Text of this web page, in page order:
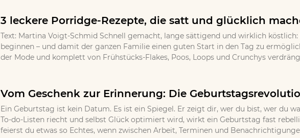
3 leckere Porridge-Rezepte, die satt und glücklich
Text: Martina Voigt-Schmid Schnell gemacht, lange sättigend und wirklich
beginnen – und damit der ganzen Familie einen guten Start in den Tag zu
der Mode und komplett von Frühstücks-Flakes, Poos, Loops und Crunchys
Vom Geschenk zur Erinnerung: Die
Ein Geburtstag ist kein Datum. Es ist ein Spiegel. Er zeigt dir, wer du bist, wer du
To-do-Listen riecht und selbst Glück optimiert wird, wirkt ein Geburtstag fast
feierst du etwas so Echtes, wenn zwischen Arbeit, Terminen und